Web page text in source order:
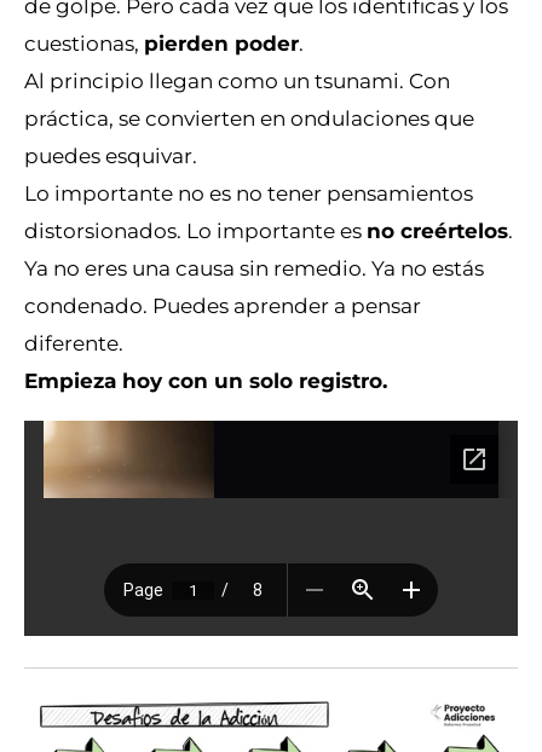
de golpe. Pero cada vez que los identificas y los
cuestionas, pierden poder.
Al principio llegan como un tsunami. Con
práctica, se convierten en ondulaciones que
puedes esquivar.
Lo importante no es no tener pensamientos
distorsionados. Lo importante es no creértelos.
Ya no eres una causa sin remedio. Ya no estás
condenado. Puedes aprender a pensar
diferente.
Empieza hoy con un solo registro.